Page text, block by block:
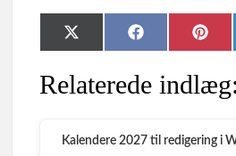
Share
on
X
(
w
i
e
r
Share
on
F
a
e
b
k
Share
on
P
i
t
e
t
Relaterede indlæg:
Kalendere 2027 til redigering i